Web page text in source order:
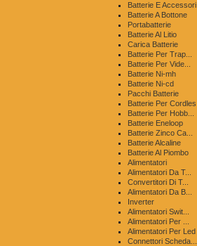
Batterie E Accessori
Batterie A Bottone
Portabatterie
Batterie Al Litio
Carica Batterie
Batterie Per Trap...
Batterie Per Vide...
Batterie Ni-mh
Batterie Ni-cd
Pacchi Batterie
Batterie Per Cordles
Batterie Per Hobb...
Batterie Eneloop
Batterie Zinco Ca...
Batterie Alcaline
Batterie Al Piombo
Alimentatori
Alimentatori Da T...
Convertitori Di T...
Alimentatori Da B...
Inverter
Alimentatori Swit...
Alimentatori Per ...
Alimentatori Per Led
Connettori Scheda...